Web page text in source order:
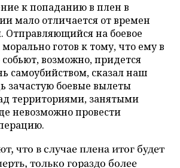
к попаданию в плен в
мало отличается от времен
Отправляющийся на боевое
готов к тому, что ему в
собьют, возможно, придется
самоубийством, сказал наш
зачастую боевые вылеты
территориями, занятыми
невозможно провести
что в случае плена итог будет
только гораздо более